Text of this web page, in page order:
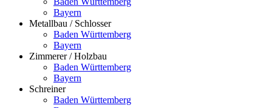
Bayern
Metallbau / Schlosser
Baden Württemberg
Bayern
Zimmerer / Holzbau
Baden Württemberg
Bayern
Schreiner
Baden Württemberg